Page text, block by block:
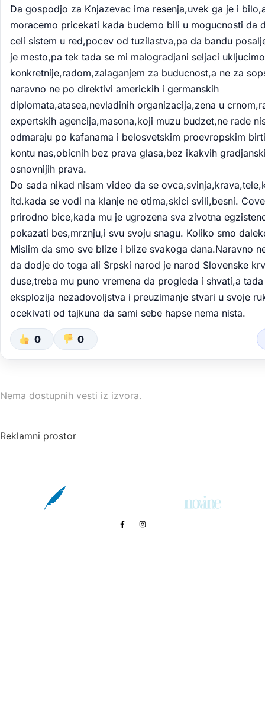
Da gospodjo za Knjazevac ima resenja,uvek ga je i
moracemo pricekati kada budemo bili u mogucnosti da
celi sistem u red,pocev od tuzilastva,pa da bandu
je mesto,pa tek tada se mi malogradjani seljaci
konkretnije,radom,zalaganjem za buducnost,a ne za
naravno ne po direktivi americkih i germanskih
diplomata,atasea,nevladinih organizacija,zena u
expertskih agencija,masona,koji muzu budzet,ne rade
odmaraju po kafanama i belosvetskim proevropskim
kontu nas,obicnih bez prava glasa,bez ikakvih
osnovnijih prava.
Do sada nikad nisam video da se
itd.kada se vodi na klanje ne otima,skici svili,besni.
prirodno bice,kada mu je ugrozena sva zivotna
pokazati bes,mrznju,i svu svoju snagu. Koliko smo
Mislim da smo sve blize i blize svakoga dana.Naravno
da dodje do toga ali Srpski narod je narod Slovenske
duse,treba mu puno vremena da progleda i shvati,a
eksplozija nezadovoljstva i preuzimanje stvari u svoje
ocekivati od tajkuna da sami sebe hapse nema nista.
0 0
Nema dostupnih vesti iz izvora.
Reklamni prostor